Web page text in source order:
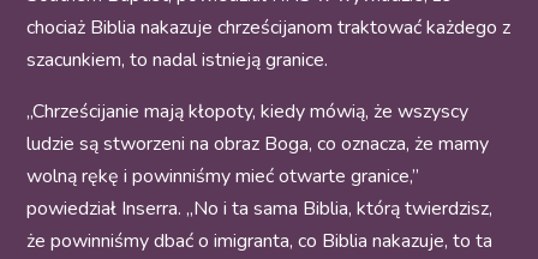
chociaż Biblia nakazuje chrześcijanom traktować każdego z
szacunkiem, to nadal istnieją granice.
„Chrześcijanie mają kłopoty, kiedy mówią, że wszyscy
ludzie są stworzeni na obraz Boga, co oznacza, że mamy
wolną rękę i powinniśmy mieć otwarte granice,”
powiedział Inserra. „No i ta sama Biblia, którą twierdzisz,
że powinniśmy dbać o imigranta, co Biblia nakazuje, to ta